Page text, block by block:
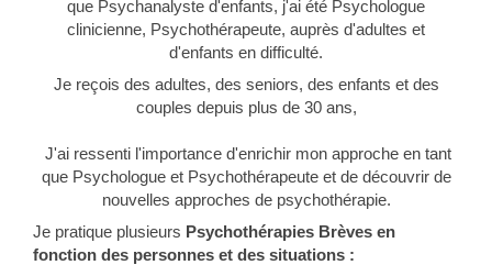
que Psychanalyste d'enfants, j'ai été Psychologue
clinicienne, Psychothérapeute, auprès d'adultes et
d'enfants en difficulté.
Je reçois des adultes, des seniors, des enfants et des
couples depuis plus de 30 ans,
J'ai ressenti l'importance d'enrichir mon approche en tant
que Psychologue et Psychothérapeute et de découvrir de
nouvelles approches de psychothérapie.
Je pratique plusieurs Psychothérapies Brèves en
fonction des personnes et des situations :